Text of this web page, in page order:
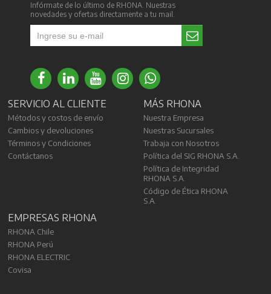
Infórmate de lo último de RHONA. Nuestras
novedades y ofertas directamente a tu mail.
SERVICIO AL CLIENTE
Métodos y costos de envío
Cambios y devoluciones
Términos y Condiciones
Contáctanos
MÁS RHONA
Nuestra Empresa
Nuestras Sucursales
Trabaja con Nosotros
Política del SIG RHONA S.A.
Política de Integridad
RHONA S.A.
Código de Ética RHONA
S.A.
EMPRESAS RHONA
RHONA Chile
RHONA Perú
RHONA ELECTRIC
Covisa